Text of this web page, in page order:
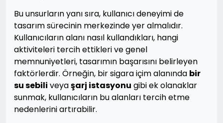
Bu unsurların yanı sıra, kullanıcı deneyimi de
tasarım sürecinin merkezinde yer almalıdır.
Kullanıcıların alanı nasıl kullandıkları, hangi
aktiviteleri tercih ettikleri ve genel
memnuniyetleri, tasarımın başarısını belirleyen
faktörlerdir. Örneğin, bir sigara içim alanında bir
su sebili veyaşarj istasyonu gibi ek olanaklar
sunmak, kullanıcıların bu alanları tercih etme
nedenlerini artırabilir.